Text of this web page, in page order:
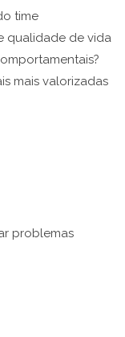
time
qualidade de vida
mais valorizadas
problemas